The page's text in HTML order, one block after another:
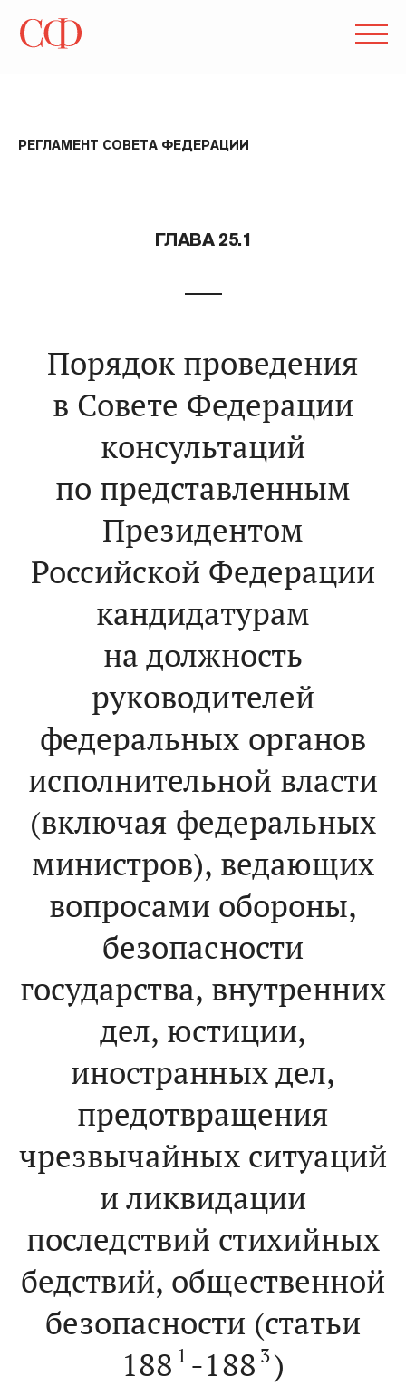
РЕГЛАМЕНТ СОВЕТА ФЕДЕРАЦИИ
ГЛАВА 25.1
Порядок проведения
в Совете Федерации
консультаций
по представленным
Президентом
Российской Федерации
кандидатурам
на должность
руководителей
федеральных органов
исполнительной власти
(включая федеральных
министров), ведающих
вопросами обороны,
безопасности
государства, внутренних
дел, юстиции,
иностранных дел,
предотвращения
чрезвычайных ситуаций
и ликвидации
последствий стихийных
бедствий, общественной
безопасности (статьи
188 1 -188 3)